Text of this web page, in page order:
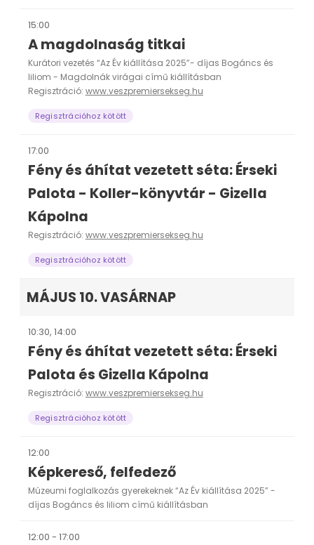
15:00
A magdolnaság titkai
Kurátori vezetés “Az Év kiállítása 2025”- díjas Bogáncs és
liliom - Magdolnák virágai című kiállításban
Regisztráció: www.veszpremiersekseg.hu
Regisztrációhoz kötött
17:00
Fény és áhítat vezetett séta: Érseki
Palota - Koller-könyvtár - Gizella
Kápolna
Regisztráció: www.veszpremiersekseg.hu
Regisztrációhoz kötött
MÁJUS 10. VASÁRNAP
10:30, 14:00
Fény és áhítat vezetett séta: Érseki
Palota és Gizella Kápolna
Regisztráció: www.veszpremiersekseg.hu
Regisztrációhoz kötött
12:00
Képkereső, felfedező
Múzeumi foglalkozás gyerekeknek “Az Év kiállítása 2025” -
díjas Bogáncs és liliom című kiállításban
12:00 - 17:00